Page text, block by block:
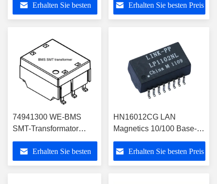
1CT:1CTErhalten Sie besten
Ethernet 16 Pins
Erhalten Sie besten Preis
74941300 WE-BMS
SMT-Transformator
6PIN für
Batteriemanagementsysteme
Erhalten Sie besten
HN16012CG LAN
Magnetics 10/100 Base-T
SMT-Ethernet-
Transformator
Erhalten Sie besten Preis